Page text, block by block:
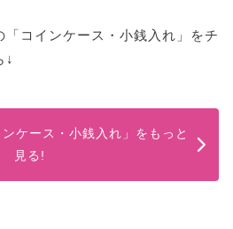
コインケース・小銭入れ」をチ
↓
ケース・小銭入れ」をもっと
見る!